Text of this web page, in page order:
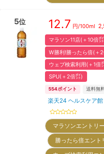
5位 12.7 円/100ml
マラソン11店(＋10倍
W勝利!勝ったら倍(＋
ウェブ検索利用(＋1倍
SPU(＋2倍㌽)
554ポイント 送料無
楽天24 ヘルスケア
マラソンエント
勝ったら倍エン